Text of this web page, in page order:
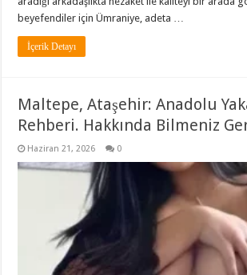
beyefendiler için Ümraniye, adeta …
İçerik Detayı
Maltepe, Ataşehir: Anadolu
Rehberi. Hakkında Bilmeniz
Haziran 21, 2026 0